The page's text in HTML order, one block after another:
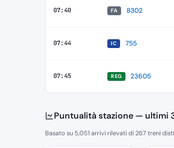
07:40 FA 8302
07:44 IC 755
07:45 REG 23605
Puntualità stazione — ultimi
Basato su 5,051 arrivi rilevati di 267 treni